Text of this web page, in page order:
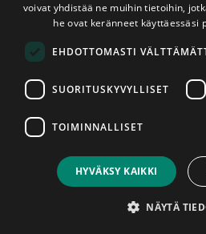
25,50€
Shop Kipsilevy
Kipsilevy
Erikoiskova
LEK 13 Erikoiskova sisäverhouslevy
sisäverhouksiin. Erikoiskova
laatoitettaviin märkätiloihin. Levyn
Levyn pitkät sivut ovat
reunaohennetut. Levyn lyhyet
Levyn koko on 1,2m x 2,6m. Levyt
Asennettu tuote on hyväksytty
voivat yhdistää ne muihin tietoihin,
he ovat keränneet käyttäessäsi
EHDOTTOMASTI
SUORITUSKYVYLLISET
TOIMINNALLISET
HYVÄKSY KAIKKI
NÄYTÄ